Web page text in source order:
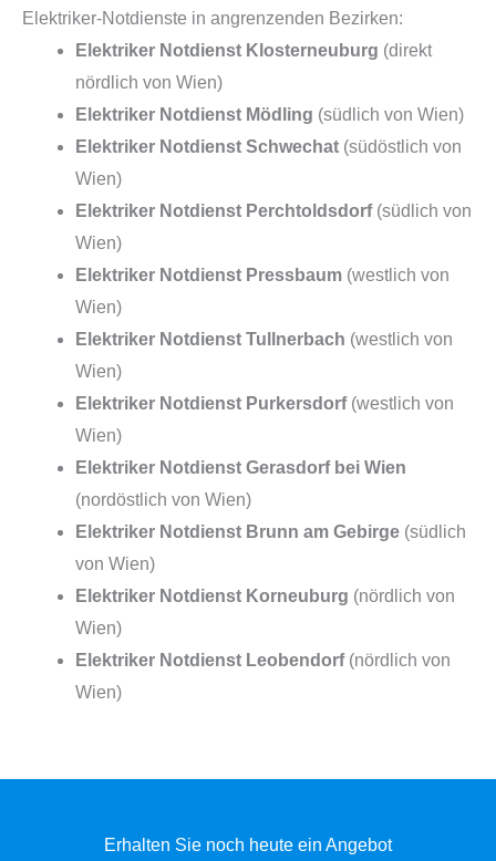
Elektriker-Notdienste in angrenzenden Bezirken:
Elektriker Notdienst Klosterneuburg (direkt
nördlich von Wien)
Elektriker Notdienst Mödling (südlich von Wien)
Elektriker Notdienst Schwechat (südöstlich von
Wien)
Elektriker Notdienst Perchtoldsdorf(südlich von
Wien)
Elektriker Notdienst Pressbaum (westlich von
Wien)
Elektriker Notdienst Tullnerbach (westlich von
Wien)
Elektriker Notdienst Purkersdorf(westlich von
Wien)
Elektriker Notdienst Gerasdorf bei Wien
(nordöstlich von Wien)
Elektriker Notdienst Brunn am Gebirge (südlich
von Wien)
Elektriker Notdienst Korneuburg (nördlich von
Wien)
Elektriker Notdienst Leobendorf(nördlich von
Wien)
Erhalten Sie noch heute ein Angebot